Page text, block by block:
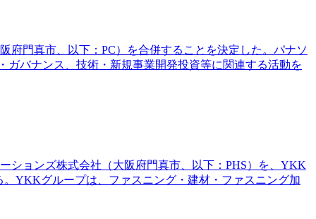
府門真市、以下：PC）を合併することを決定した。パナソ
バナンス、技術・新規事業開発投資等に関連する活動を
ションズ株式会社（大阪府門真市、以下：PHS）を、YKK
YKKグループは、ファスニング・建材・ファスニング加